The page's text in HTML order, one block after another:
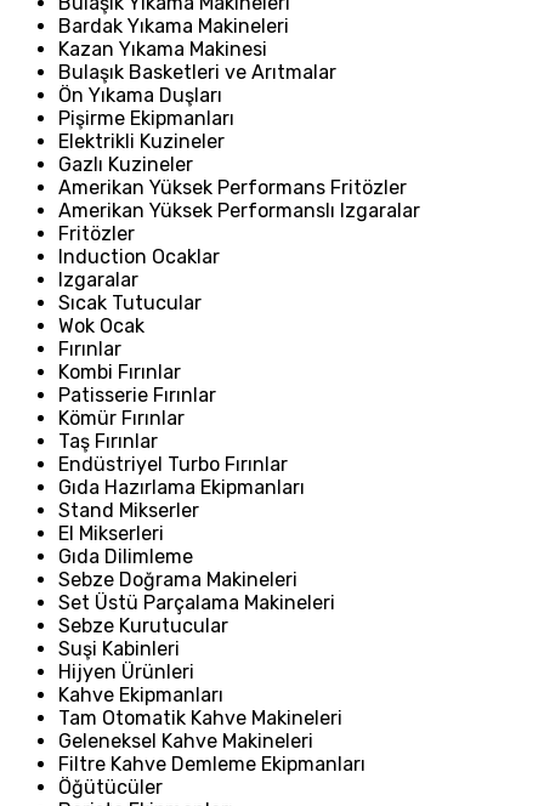
Bardak Yıkama Makineleri
Kazan Yıkama Makinesi
Bulaşık Basketleri ve Arıtmalar
Ön Yıkama Duşları
Pişirme Ekipmanları
Elektrikli Kuzineler
Gazlı Kuzineler
Amerikan Yüksek Performans Fritözler
Amerikan Yüksek Performanslı Izgaralar
Fritözler
Induction Ocaklar
Izgaralar
Sıcak Tutucular
Wok Ocak
Fırınlar
Kombi Fırınlar
Patisserie Fırınlar
Kömür Fırınlar
Taş Fırınlar
Endüstriyel Turbo Fırınlar
Gıda Hazırlama Ekipmanları
Stand Mikserler
El Mikserleri
Gıda Dilimleme
Sebze Doğrama Makineleri
Set Üstü Parçalama Makineleri
Sebze Kurutucular
Suşi Kabinleri
Hijyen Ürünleri
Kahve Ekipmanları
Tam Otomatik Kahve Makineleri
Geleneksel Kahve Makineleri
Filtre Kahve Demleme Ekipmanları
Öğütücüler